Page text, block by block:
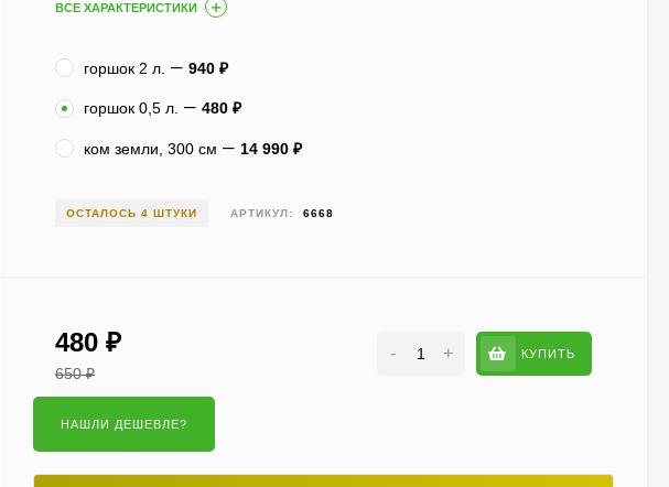
ВСЕ ХАРАКТЕРИСТИКИ
горшок 2 л. 940₽
горшок 0,5 л. 480₽
ком земли, 300 см 14 990₽
ОСТАЛОСЬ 4 ШТУКИ АРТИКУЛ: 6668
480₽
650₽
- + КУПИТЬ
Гортензия Саммер Лав
(Summer Love)